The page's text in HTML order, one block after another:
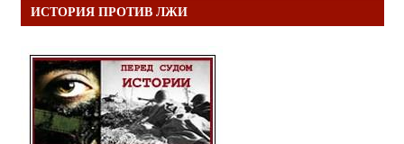
ИСТОРИЯ ПРОТИВ ЛЖИ